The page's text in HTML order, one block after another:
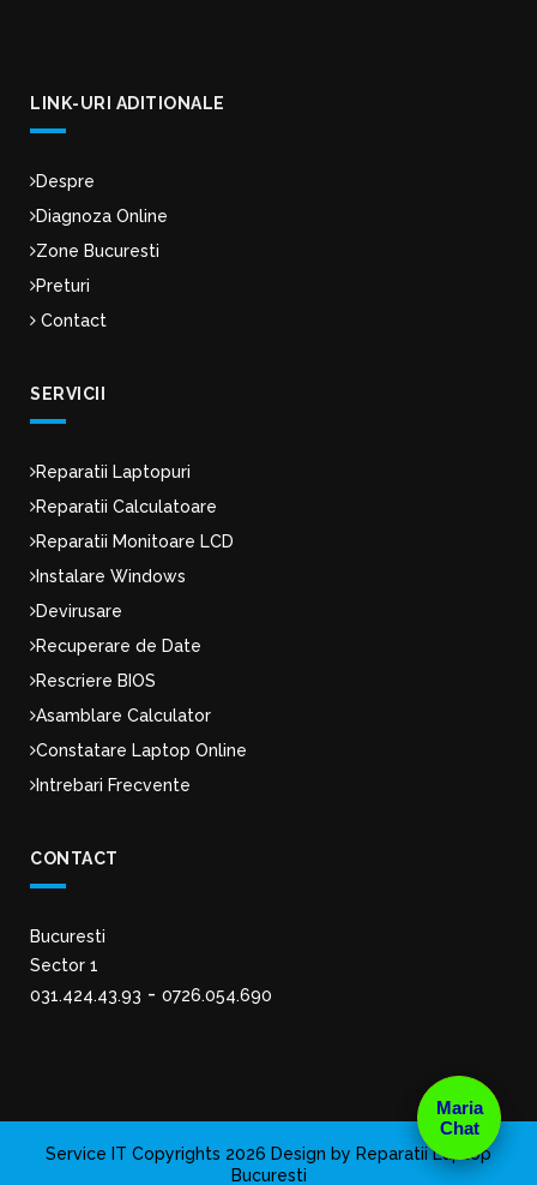
LINK-URI ADITIONALE
Despre
Diagnoza Online
Zone Bucuresti
Preturi
Contact
SERVICII
Reparatii Laptopuri
Reparatii Calculatoare
Reparatii Monitoare LCD
Instalare Windows
Devirusare
Recuperare de Date
Rescriere BIOS
Asamblare Calculator
Constatare Laptop Online
Intrebari Frecvente
CONTACT
Bucuresti
Sector 1
031.424.43.93 - 0726.054.690
Maria
Chat
Service IT Copyrights 2026 Design by Reparatii Laptop
Bucuresti